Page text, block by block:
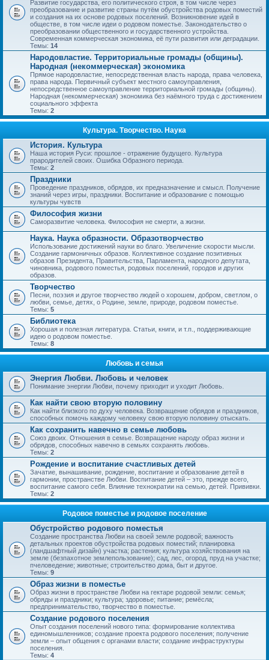
Развитие государства, его политического строя, в том числе через
преобразование и развитие страны путём обустройства родовых поместий
и создания на их основе родовых поселений. Возникновение идей в
обществе, в том числе идеи о родовом поместье. Законодательство о
преобразовании общественного и государственного устройства.
Современная коммерческая экономика, её пути развития или деградации.
Темы: 14
Народовластие. Территориальные громады (общины).
Народная (некоммерческая) экономика
Прямое народовластие, непосредственная власть народа, права человека,
права народа. Первичный субъект местного самоуправления,
непосредственное самоуправление территориальной громады (общины).
Народная (некоммерческая) экономика без наёмного труда с достижением
социального эффекта
Темы: 2
Культура. Творчество. Наука
История. Культура
Наша история Руси: прошлое - отражение будущего. Культура
прародителей своих. Ошибка Образного периода.
Темы: 2
Праздники
Проведение праздников, обрядов, их предназначение и смысл. Получение
знаний через игры, праздники. Воспитание и образование с помощью
культуры чувств
Философия жизни
Саморазвитие человека. Философия не смерти, а жизни.
Наука. Наука образности. Образотворчество
Использование достижений науки во благо. Увеличение скорости мысли.
Создание гармоничных образов. Коллективное создание позитивных
образов Президента, Правительства, Парламента, народного депутата,
чиновника, родового поместья, родовых поселений, городов и других
образов.
Творчество
Песни, поэзия и другое творчество людей о хорошем, добром, светлом, о
любви, семье, детях, о Родине, земле, природе, родовом поместье.
Темы: 5
Библиотека
Хорошая и полезная литература. Статьи, книги, и т.п., поддерживающие
идею о родовом поместье.
Темы: 8
Любовь и семья
Энергия Любви. Любовь и человек
Понимание энергии Любви, почему приходит и уходит Любовь.
Как найти свою вторую половину
Как найти близкого по духу человека. Возвращение обрядов и праздников,
способных помочь каждому человеку свою вторую половину отыскать.
Как сохранить навечно в семье любовь
Союз двоих. Отношения в семье. Возвращение народу образ жизни и
обрядов, способных навечно в семьях сохранять любовь.
Темы: 2
Рождение и воспитание счастливых детей
Зачатие, вынашивание, рождение, воспитание и образование детей в
гармонии, пространстве Любви. Воспитание детей – это, прежде всего,
воспитание самого себя. Влияние технократии на семью, детей. Прививки.
Темы: 2
Родовое поместье и родовое поселение
Обустройство родового поместья
Создание пространства Любви на своей земле родовой; важность
детальных проектов обустройства родовых поместий; планировка
(ландшафтный дизайн) участка; растения; культура хозяйствования на
земле (безпахотное землепользование); сад, лес, огород, пруд на участке;
пчеловедение; животные; строительство дома, быт и другое.
Темы: 9
Образ жизни в поместье
Образ жизни в пространстве Любви на гектаре родовой земли: семья;
обряды и праздники; культура; здоровье; питание; ремёсла;
предпринимательство, творчество в поместье.
Создание родового поселения
Опыт создания поселений нового типа: формирование коллектива
единомышленников; создание проекта родового поселения; получение
земли – опыт общения с органами власти; создание инфраструктуры
поселения.
Темы: 4